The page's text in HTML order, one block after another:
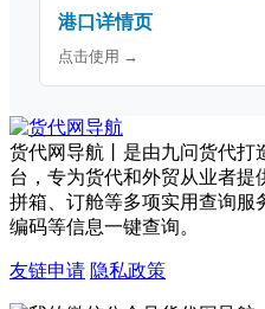
港口详情页
点击使用 →
货代网导航丨是由九问货代打
台，专为货代和外贸从业者提
拼箱、订舱等多项实用查询服
编码等信息一键查询。
友链申请 隐私政策